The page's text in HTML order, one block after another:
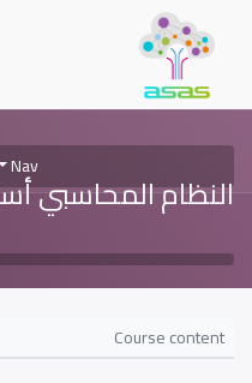
Nav
النظام المحاسبي
Course content